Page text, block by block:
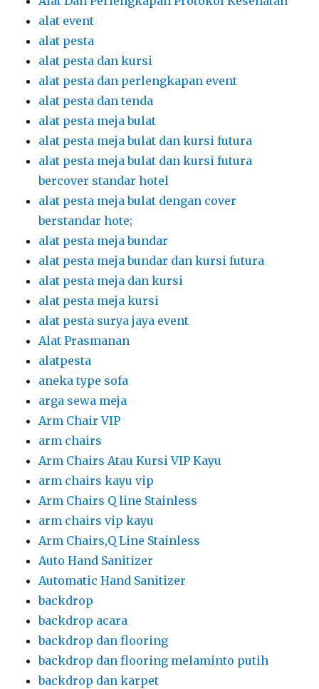
alat event
alat pesta
alat pesta dan kursi
alat pesta dan perlengkapan event
alat pesta dan tenda
alat pesta meja bulat
alat pesta meja bulat dan kursi futura
alat pesta meja bulat dan kursi futura
bercover standar hotel
alat pesta meja bulat dengan cover
berstandar hote;
alat pesta meja bundar
alat pesta meja bundar dan kursi futura
alat pesta meja dan kursi
alat pesta meja kursi
alat pesta surya jaya event
Alat Prasmanan
alatpesta
aneka type sofa
arga sewa meja
Arm Chair VIP
arm chairs
Arm Chairs Atau Kursi VIP Kayu
arm chairs kayu vip
Arm Chairs Q line Stainless
arm chairs vip kayu
Arm Chairs,Q Line Stainless
Auto Hand Sanitizer
Automatic Hand Sanitizer
backdrop
backdrop acara
backdrop dan flooring
backdrop dan flooring melaminto putih
backdrop dan karpet